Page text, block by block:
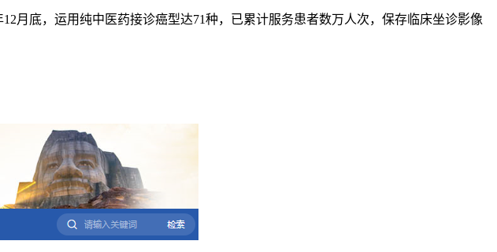
月底，运用纯中医药接诊癌型达71种，已累计服务患者数万人次，保存临床坐诊影像